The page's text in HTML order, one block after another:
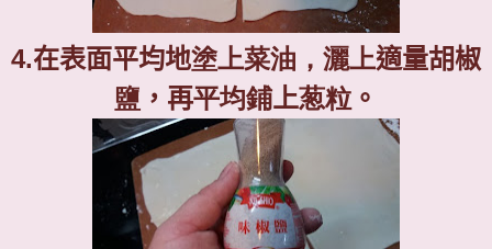
4.在表面平均地塗上菜油，灑上適量胡椒
鹽 ，再平均鋪上葱粒 。